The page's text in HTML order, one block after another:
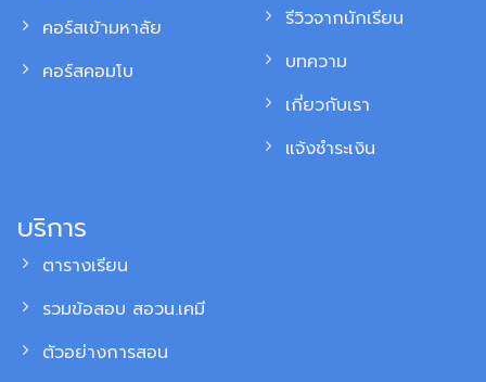
คอร์สเข้ามหาลัย
คอร์สคอมโบ
รีวิวจากนักเรียน
บทความ
เกี่ยวกับเรา
แจ้งชำระเงิน
บริการ
ตารางเรียน
รวมข้อสอบ สอวน.เคมี
ตัวอย่างการสอน